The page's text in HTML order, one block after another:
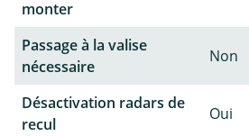
monter
Passage à la valise
nécessaire
Non
Désactivation radars de
recul
Oui